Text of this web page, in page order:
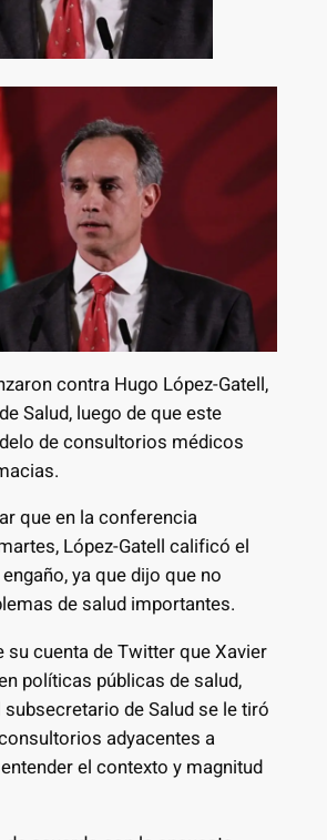
contra Hugo López-Gatell,
Salud, luego de que este
de consultorios médicos
que en la conferencia
López-Gatell calificó el
ya que dijo que no
de salud importantes.
su cuenta de Twitter que Xavier
políticas públicas de salud,
de Salud se le tiró
adyacentes a
el contexto y magnitud